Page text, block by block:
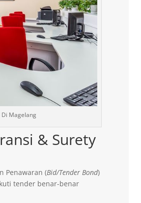
Di Magelang
& Surety
Penawaran (Bid/Tender Bond)
tender benar-benar